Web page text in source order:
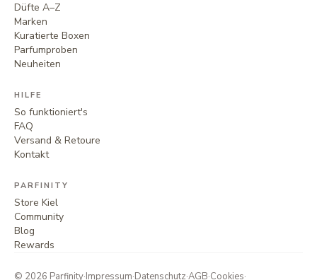
Düfte A–Z
Marken
Kuratierte Boxen
Parfumproben
Neuheiten
HILFE
So funktioniert's
FAQ
Versand & Retoure
Kontakt
PARFINITY
Store Kiel
Community
Blog
Rewards
© 2026 Parfinity·Impressum·Datenschutz·AGB·Cookies·